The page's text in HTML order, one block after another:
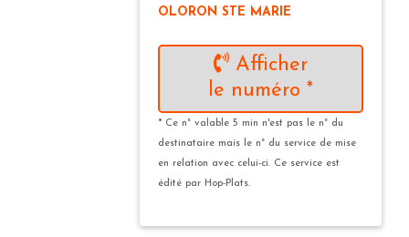
OLORON STE MARIE
Afficher
le numéro *
* Ce n° valable 5 min n'est pas le n° du
destinataire mais le n° du service de mise
en relation avec celui-ci. Ce service est
édité par Hop-Plats.